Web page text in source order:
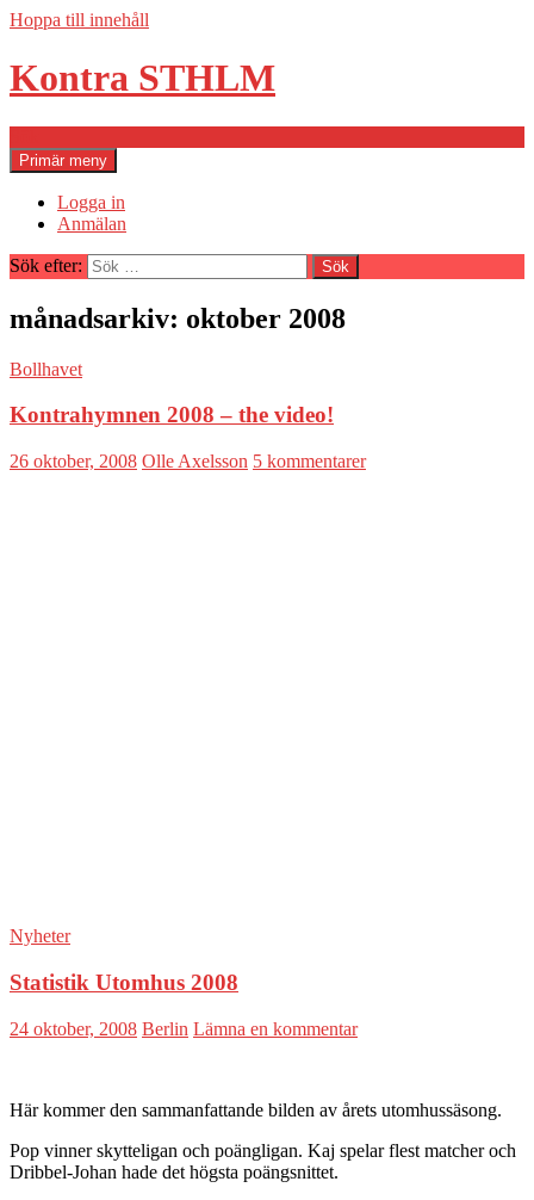
Hoppa till innehåll
Kontra STHLM
Primär meny
Logga in
Anmälan
Sök efter:
månadsarkiv: oktober 2008
Bollhavet
Kontrahymnen 2008 – the video!
26 oktober, 2008 Olle Axelsson 5 kommentarer
Nyheter
Statistik Utomhus 2008
24 oktober, 2008 Berlin Lämna en kommentar
Här kommer den sammanfattande bilden av årets utomhussäsong.
Pop vinner skytteligan och poängligan. Kaj spelar flest matcher och
Dribbel-Johan hade det högsta poängsnittet.